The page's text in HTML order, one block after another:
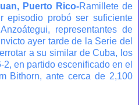
Puerto Rico-Ramillete de
episodio probó ser suficiente
representantes de
ayer tarde de la Serie del
a su similar de Cuba, los
en partido escenificado en el
Bithorn, ante cerca de 2,100